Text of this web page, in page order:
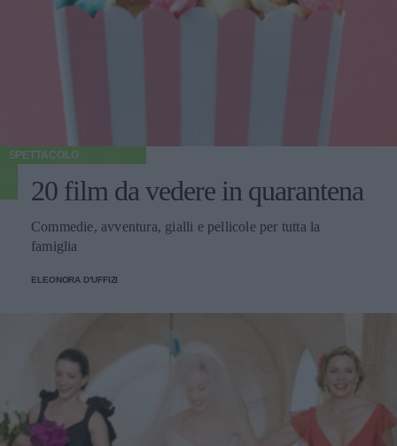
SPETTACOLO
20 film da vedere in quarantena
Commedie, avventura, gialli e pellicole per tutta la
famiglia
ELEONORA D'UFFIZI